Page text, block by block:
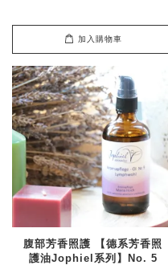
加入購物車
腹部芳香照護 【德系芳香照
護油Jophiel系列】No. 5